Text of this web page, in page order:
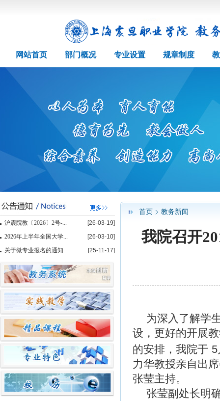
网站首页 部门概况 专业设置 规章制度
沪震院教〔2026〕2号-...
[26-03-19]
2026年上半年全国大学...
[26-03-10]
关于微专业报名的通知
[25-11-17]
首页 教务新闻
我院召开
为深入了解学
设，更好的开展
的安排，我院于 5
力华教授亲自出
张莹主持。
张莹副处长明